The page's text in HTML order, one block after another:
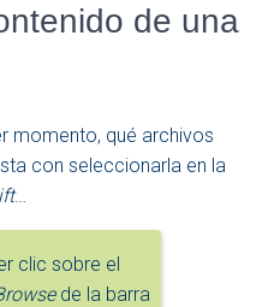
de una
momento, qué archivos
con seleccionarla en la
…
clic sobre el
de la barra